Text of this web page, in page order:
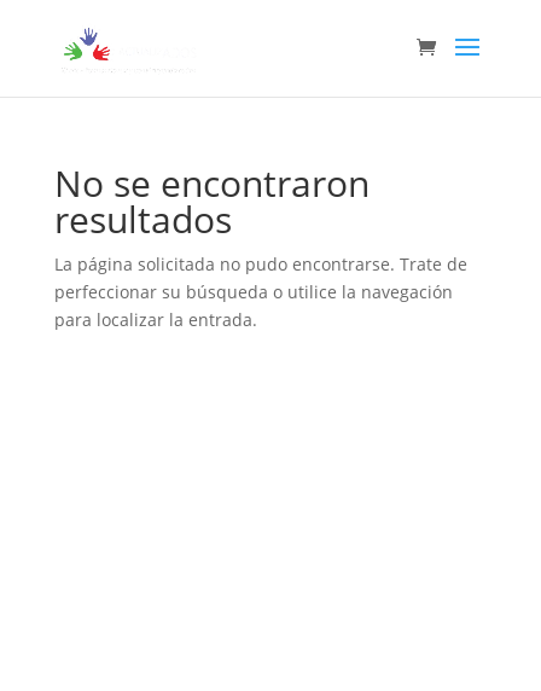
No se encontraron
resultados
La página solicitada no pudo encontrarse. Trate de
perfeccionar su búsqueda o utilice la navegación
para localizar la entrada.